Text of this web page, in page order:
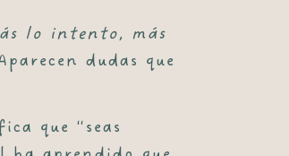
lo intento, más
dudas que
que “seas